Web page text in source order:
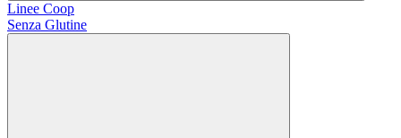
Linee Coop
Senza Glutine